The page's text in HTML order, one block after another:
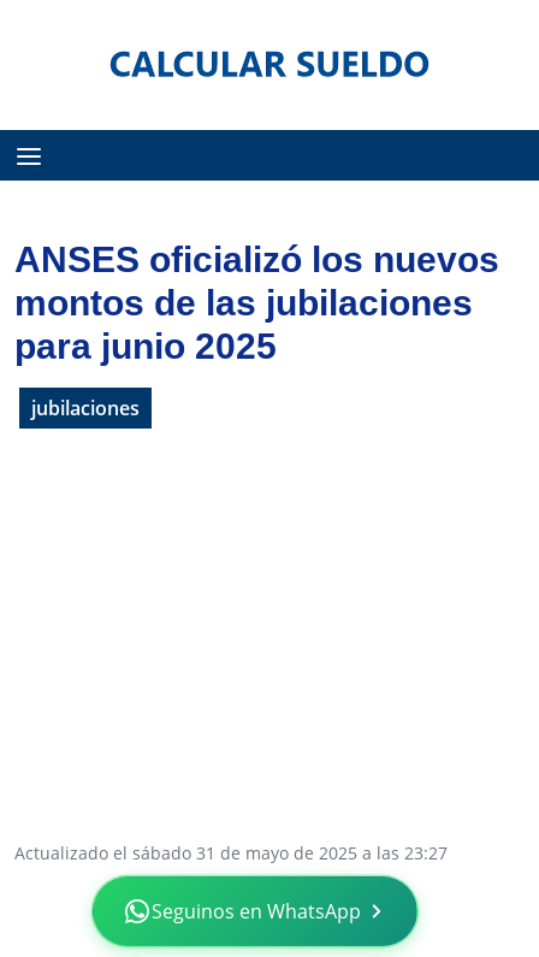
ANSES oficializó los nuevos
montos de las jubilaciones
para junio 2025
jubilaciones
Actualizado el sábado 31 de mayo de 2025 a las 23:27
Seguinos en WhatsApp